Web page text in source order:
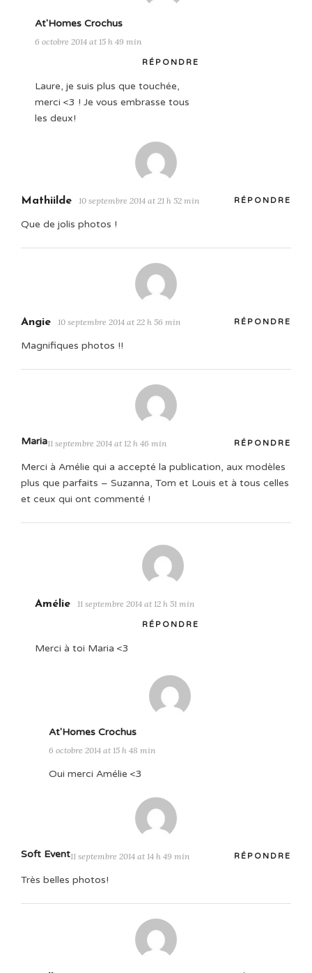
At'Homes Crochus
6 octobre 2014 at 15 h 49 min
RÉPONDRE
Laure, je suis plus que touchée,
merci <3 ! Je vous embrasse tous
les deux!
Mathiilde 10 septembre 2014 at 21 h 52 min RÉPONDRE
Que de jolis photos !
Angie 10 septembre 2014 at 22 h 56 min RÉPONDRE
Magnifiques photos !!
Maria11 septembre 2014 at 12 h 46 min RÉPONDRE
Merci à Amélie qui a accepté la publication, aux modèles
plus que parfaits – Suzanna, Tom et Louis et à tous celles
et ceux qui ont commenté !
Amélie 11 septembre 2014 at 12 h 51 min
RÉPONDRE
Merci à toi Maria <3
At'Homes Crochus
6 octobre 2014 at 15 h 48 min
Oui merci Amélie <3
Soft Event11 septembre 2014 at 14 h 49 min RÉPONDRE
Très belles photos!